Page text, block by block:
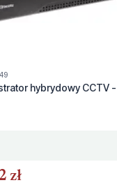
hybrydowy CCTV -
zł